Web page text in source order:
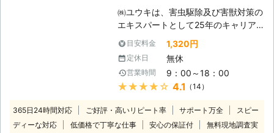
し、分かりやすくご説明致しますが、
不安な点がありましたら、お気軽にご
相談下さい。保証期間5年の保証書も
しっかり発行し、保証期間中は定期的
に点検にお伺いしてシロアリの再発が
無いかチェックし、管理させていただ
きますのでご安心下さい。シロアリ予
すので、弊社にぜひご一報下さい。
㈱ユウキは、害虫駆除及び害獣対策の
エキスパートとして25年のキャリア
に基づいて大切なお家の環境維持に努
めてまいります。年中無休と迅速な対
応を常として、お客様の信頼にこたえ
てまいります。まずはお気軽にご相談
からでも結構ですのでご連絡くださ
験豊富な当社では、丁寧なサービスと
高品質な薬剤使用で、お客様に満足い
目安料金 1,320円
定休日 無休
営業時間 9：00～18：00
★★★★★ 4.1 （14）
365日24時間対応 ご好評・高いリピート率 サポート万全
スピー
ディーな対応
低価格で丁寧な仕事 安心の保証付
無料現地調査実